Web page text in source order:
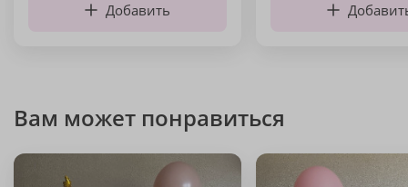
Добавить
Вам может понравиться